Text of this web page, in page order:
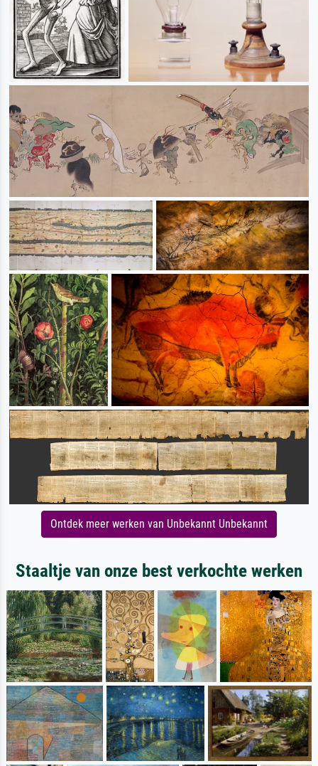
Ontdek meer werken van Unbekannt Unbekannt
Staaltje van onze best verkochte werken